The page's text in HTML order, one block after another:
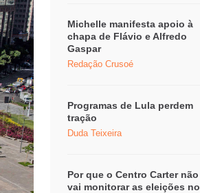
Michelle manifesta apoio à
chapa de Flávio e Alfredo
Gaspar
Redação Crusoé
Programas de Lula perdem
tração
Duda Teixeira
Por que o Centro Carter não
vai monitorar as eleições no